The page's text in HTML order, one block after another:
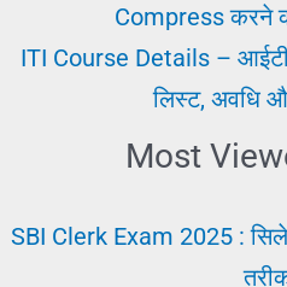
Compress करने
ITI Course Details –
लिस्ट, अवधि
Most
SBI Clerk Exam 2025 :